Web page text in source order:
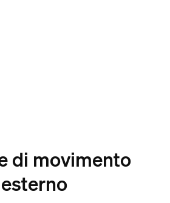
di movimento
esterno